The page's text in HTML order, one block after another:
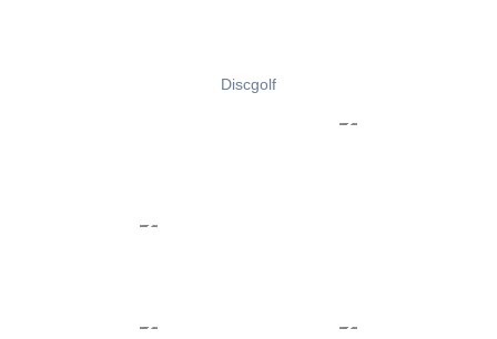
Discgolf